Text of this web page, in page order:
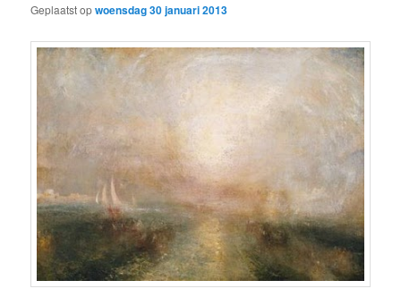
Geplaatst opwoensdag 30 januari 2013